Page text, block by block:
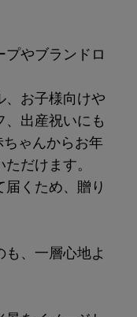
やブランドロ
、お子様向けや
、出産祝いにも
ゃんからお年
だけます。
届くため、贈り
、一層心地よ